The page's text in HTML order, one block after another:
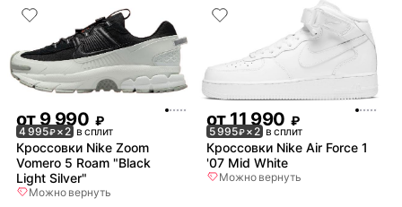
от 9 990 ₽
4 995₽× 2 в сплит
Кроссовки Nike Zoom
Vomero 5 Roam "Black
Light Silver"
Можно вернуть
от 11 990 ₽
5 995₽× 2 в сплит
Кроссовки Nike Air Force 1
'07 Mid White
Можно вернуть